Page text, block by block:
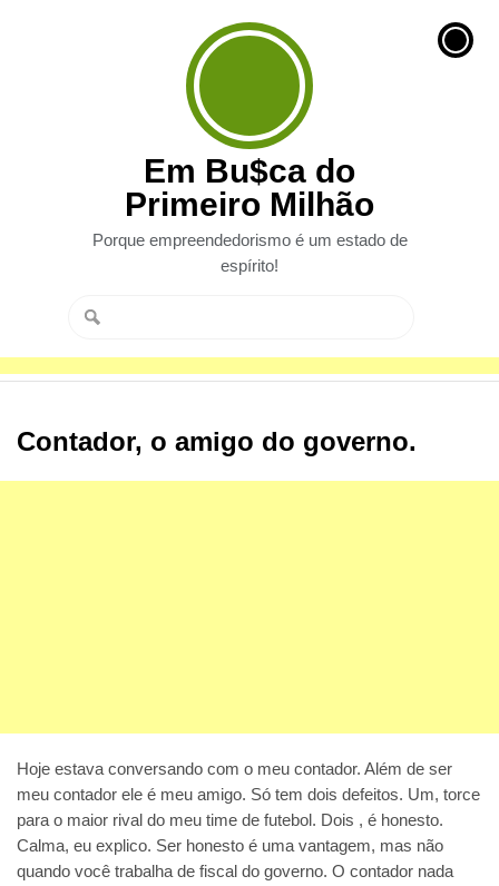
Em Bu$ca do
Primeiro Milhão
Porque empreendedorismo é um estado de
espírito!
Contador, o amigo do governo.
Hoje estava conversando com o meu contador. Além de ser
meu contador ele é meu amigo. Só tem dois defeitos. Um, torce
para o maior rival do meu time de futebol. Dois , é honesto.
Calma, eu explico. Ser honesto é uma vantagem, mas não
quando você trabalha de fiscal do governo. O contador nada